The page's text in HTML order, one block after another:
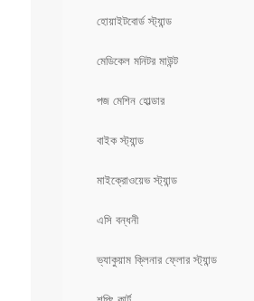
হোয়াইটবোর্ড স্ট্যান্ড
মেডিকেল মনিটর মাউন্ট
পজ মেশিন হোল্ডার
বাইক স্ট্যান্ড
মাইক্রোওয়েভ স্ট্যান্ড
এসি বন্ধনী
ভ্যাকুয়াম ক্লিনার ফ্লোর স্ট্যান্ড